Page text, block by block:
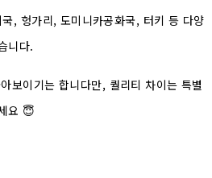
, 헝가리, 도미니카공화국, 터키 등 다양
니다.
보이기는 합니다만, 퀄리티 차이는 특별
요 😇